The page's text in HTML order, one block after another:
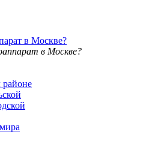
в Москве?